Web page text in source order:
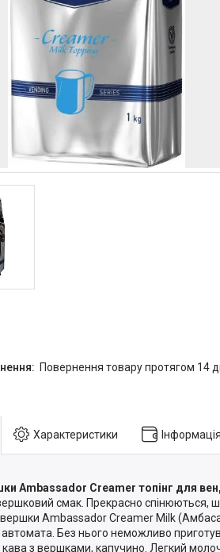
повернення товару протягом 14
Характеристики
Ambassador Creamer топінг для
смак. Прекрасно спінюються,
Ambassador Creamer Milk
Без нього неможливо
з вершками, капучино. Легкий